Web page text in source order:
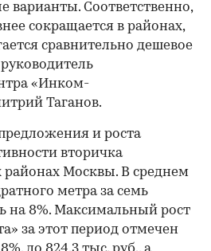
варианты. Соответственно,
сокращается в районах,
сравнительно дешевое
«Инком-
Таганов.
и роста
вторичка
районах Москвы. В среднем
метра за семь
на 8%. Максимальный рост
за этот период отмечен